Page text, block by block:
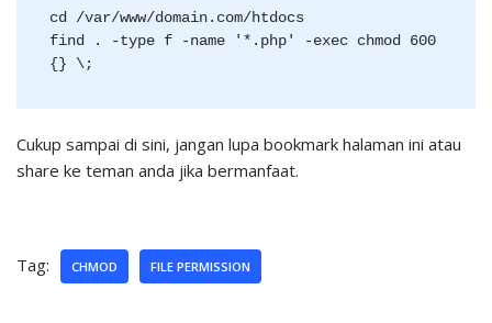
cd /var/www/domain.com/htdocs
find . -type f -name '*.php' -exec chmod 600
{} \;
Cukup sampai di sini, jangan lupa bookmark halaman ini atau
share ke teman anda jika bermanfaat.
Tag: CHMOD FILE PERMISSION